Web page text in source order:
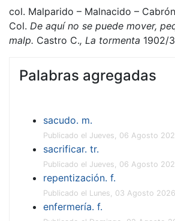
col. Malparido – Malnacido –
Col. De aquí no se puede mover,
malp. Castro C., La tormenta 1902/
Palabras agregadas
sacudo. m.
Publicado el Jueves, 06 Agosto
sacrificar. tr.
Publicado el Jueves, 06 Agosto
repentización. f.
Publicado el Lunes, 03 Agosto
enfermería. f.